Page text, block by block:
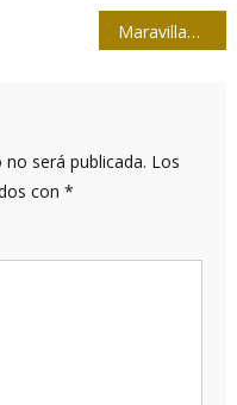
Maravillas del mundo
será publicada. Los
con *